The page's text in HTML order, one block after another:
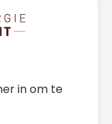
in om te